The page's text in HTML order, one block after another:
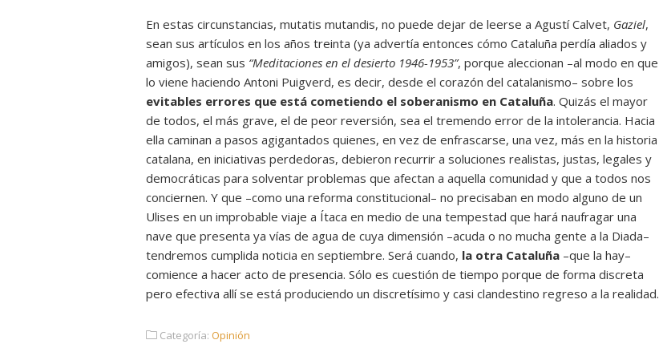
En estas circunstancias, mutatis mutandis, no puede dejar de leerse a Agustí Calvet, Gaziel,
sean sus artículos en los años treinta (ya advertía entonces cómo Cataluña perdía aliados y
amigos), sean sus “Meditaciones en el desierto 1946-1953”, porque aleccionan –al modo en que
lo viene haciendo Antoni Puigverd, es decir, desde el corazón del catalanismo– sobre los
evitables errores que está cometiendo el soberanismo en Cataluña. Quizás el mayor
de todos, el más grave, el de peor reversión, sea el tremendo error de la intolerancia. Hacia
ella caminan a pasos agigantados quienes, en vez de enfrascarse, una vez, más en la historia
catalana, en iniciativas perdedoras, debieron recurrir a soluciones realistas, justas, legales y
democráticas para solventar problemas que afectan a aquella comunidad y que a todos nos
conciernen. Y que –como una reforma constitucional– no precisaban en modo alguno de un
Ulises en un improbable viaje a Ítaca en medio de una tempestad que hará naufragar una
nave que presenta ya vías de agua de cuya dimensión –acuda o no mucha gente a la Diada–
tendremos cumplida noticia en septiembre. Será cuando, la otra Cataluña –que la hay–
comience a hacer acto de presencia. Sólo es cuestión de tiempo porque de forma discreta
pero efectiva allí se está produciendo un discretísimo y casi clandestino regreso a la realidad.
Categoría: Opinión